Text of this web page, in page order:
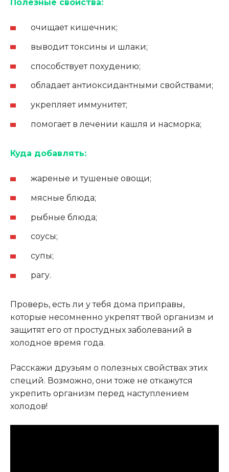
Полезные свойства:
очищает кишечник;
выводит токсины и шлаки;
способствует похудению;
обладает антиоксидантными свойствами;
укрепляет иммунитет;
помогает в лечении кашля и насморка;
Куда добавлять:
жареные и тушеные овощи;
мясные блюда;
рыбные блюда;
соусы;
супы;
рагу.
Проверь, есть ли у тебя дома приправы,
которые несомненно укрепят твой организм и
защитят его от простудных заболеваний в
холодное время года.
Расскажи друзьям о полезных свойствах этих
специй. Возможно, они тоже не откажутся
укрепить организм перед наступлением
холодов!